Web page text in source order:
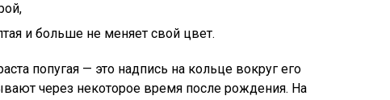
и больше не меняет свой цвет.
попугая — это надпись на кольце вокруг его
через некоторое время после рождения. На